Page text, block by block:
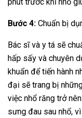
Bước 4: Chuẩn bị
Bác sĩ và y tá sẽ
hấp sấy và chuyên
khuẩn để tiến hành
đại sẽ trang bị
việc nhổ răng trở
sưng đau sau nhổ,